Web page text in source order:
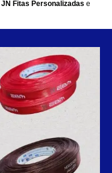
JN Fitas Personalizadas e